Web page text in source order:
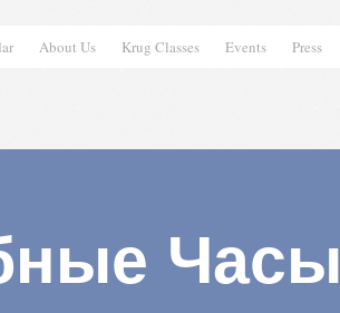
About Us Krug Classes Events Press
Часы